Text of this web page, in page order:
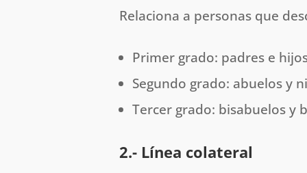
Relaciona a personas que
Primer grado: padres e
Segundo grado: abuelos y
Tercer grado: bisabuelos y
2.- Línea colateral